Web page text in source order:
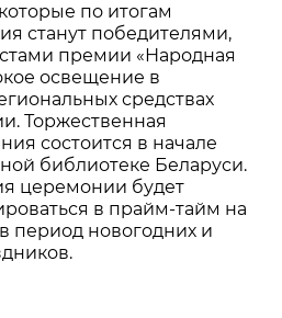
по итогам
станут победителями,
премии «Народная
освещение в
средствах
Торжественная
состоится в начале
библиотеке Беларуси.
церемонии будет
в прайм-тайм на
период новогодних и